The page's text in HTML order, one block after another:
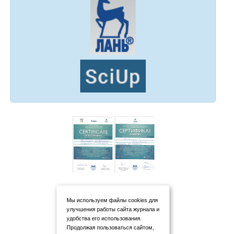
Мы используем файлы cookies для
улучшения работы сайта журнала и
удобства его использования.
Продолжая пользоваться сайтом,